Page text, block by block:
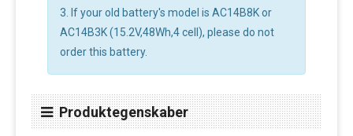
3. If your old battery's model is AC14B8K or
AC14B3K (15.2V,48Wh,4 cell), please do not
order this battery.
Produktegenskaber